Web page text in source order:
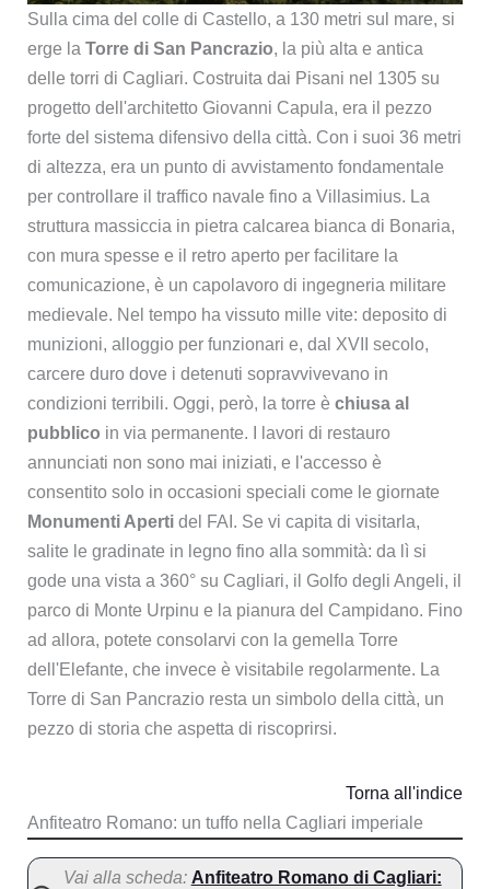
Sulla cima del colle di Castello, a 130 metri sul mare, si
erge la Torre di San Pancrazio, la più alta e antica
delle torri di Cagliari. Costruita dai Pisani nel 1305 su
progetto dell'architetto Giovanni Capula, era il pezzo
forte del sistema difensivo della città. Con i suoi 36 metri
di altezza, era un punto di avvistamento fondamentale
per controllare il traffico navale fino a Villasimius. La
struttura massiccia in pietra calcarea bianca di Bonaria,
con mura spesse e il retro aperto per facilitare la
comunicazione, è un capolavoro di ingegneria militare
medievale. Nel tempo ha vissuto mille vite: deposito di
munizioni, alloggio per funzionari e, dal XVII secolo,
carcere duro dove i detenuti sopravvivevano in
condizioni terribili. Oggi, però, la torre è chiusa al
pubblico in via permanente. I lavori di restauro
annunciati non sono mai iniziati, e l'accesso è
consentito solo in occasioni speciali come le giornate
Monumenti Apertidel FAI. Se vi capita di visitarla,
salite le gradinate in legno fino alla sommità: da lì si
gode una vista a 360° su Cagliari, il Golfo degli Angeli, il
parco di Monte Urpinu e la pianura del Campidano. Fino
ad allora, potete consolarvi con la gemella Torre
dell'Elefante, che invece è visitabile regolarmente. La
Torre di San Pancrazio resta un simbolo della città, un
pezzo di storia che aspetta di riscoprirsi.
Anfiteatro Romano: un tuffo nella Cagliari imperiale
Torna all'indice
Vai alla scheda: Anfiteatro Romano di Cagliari: